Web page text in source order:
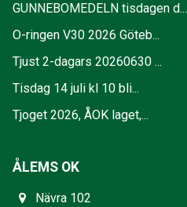
GUNNEBOMEDELN tisdagen d...
O-ringen V30 2026 Göteb...
Tjust 2-dagars 20260630 ...
Tisdag 14 juli kl 10 bli...
Tjoget 2026, ÅOK laget,...
ÅLEMS OK
Nävra 102